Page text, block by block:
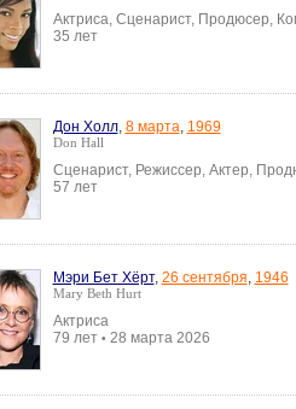
Актриса, Сценарист, Продюсер,
35 лет
Дон Холл, 8 марта, 1969
Don Hall
Сценарист, Режиссер, Актер,
57 лет
Мэри Бет Хёрт, 26 сентября, 1946
Mary Beth Hurt
Актриса
79 лет • 28 марта 2026